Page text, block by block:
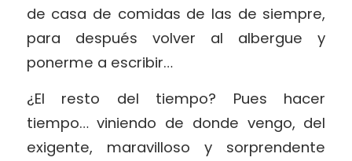
de casa de comidas de las de siempre,
para después volver al albergue y
ponerme a escribir…
¿El resto del tiempo? Pues hacer
tiempo… viniendo de donde vengo, del
exigente, maravilloso y sorprendente